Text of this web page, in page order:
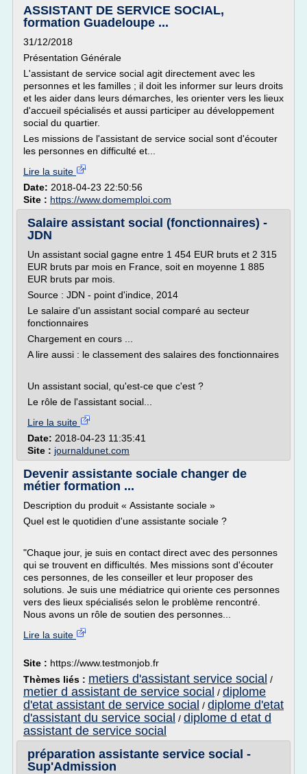
ASSISTANT DE SERVICE SOCIAL,
formation Guadeloupe ...
31/12/2018
Présentation Générale
L'assistant de service social agit directement avec les
personnes et les familles ; il doit les informer sur leurs droits
et les aider dans leurs démarches, les orienter vers les lieux
d'accueil spécialisés et aussi participer au développement
social du quartier.
Les missions de l'assistant de service social sont d'écouter
les personnes en difficulté et...
Lire la suite
Date: 2018-04-23 22:50:56
Site : https://www.domemploi.com
Salaire assistant social (fonctionnaires) -
JDN
Un assistant social gagne entre 1 454 EUR bruts et 2 315
EUR bruts par mois en France, soit en moyenne 1 885
EUR bruts par mois.
Source : JDN - point d'indice, 2014
Le salaire d'un assistant social comparé au secteur
fonctionnaires
Chargement en cours ...
A lire aussi : le classement des salaires des fonctionnaires
Un assistant social, qu'est-ce que c'est ?
Le rôle de l'assistant social...
Lire la suite
Date: 2018-04-23 11:35:41
Site : journaldunet.com
Devenir assistante sociale changer de
métier formation ...
Description du produit « Assistante sociale »
Quel est le quotidien d'une assistante sociale ?
"Chaque jour, je suis en contact direct avec des personnes
qui se trouvent en difficultés. Mes missions sont d'écouter
ces personnes, de les conseiller et leur proposer des
solutions. Je suis une médiatrice qui oriente ces personnes
vers des lieux spécialisés selon le problème rencontré.
Nous avons un rôle de soutien des personnes...
Lire la suite
Site : https://www.testmonjob.fr
Thèmes liés : metiers d'assistant service social /
metier d assistant de service social / diplome
d'etat assistant de service social / diplome d'etat
d'assistant du service social / diplome d etat d
assistant de service social
préparation assistante service social -
Sup'Admission